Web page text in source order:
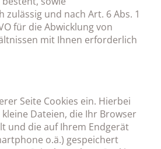
zulässig und nach Art. 6 Abs. 1
für die Abwicklung von
mit Ihnen erforderlich
Seite Cookies ein. Hierbei
Dateien, die Ihr Browser
und die auf Ihrem Endgerät
o.ä.) gespeichert